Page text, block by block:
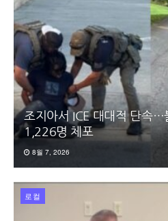
조지아서 ICE 대대적 단속…
1,226명 체포
8월 7, 2026
로컬